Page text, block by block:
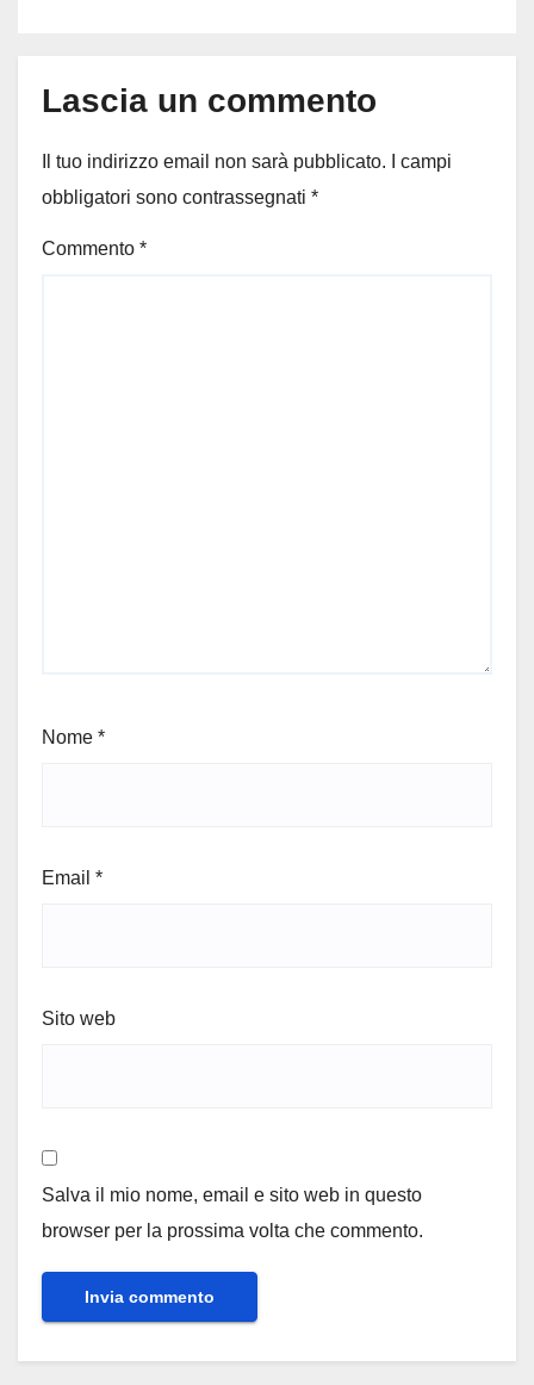
Lascia un commento
Il tuo indirizzo email non sarà pubblicato.
I campi
obbligatori sono contrassegnati *
Commento *
Nome *
Email *
Sito web
Salva il mio nome, email e sito web in questo
browser per la prossima volta che commento.